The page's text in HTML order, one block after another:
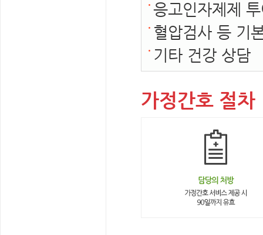
응고인자제제
혈압검사 등 기
기타 건강 상담
가정간호 절차